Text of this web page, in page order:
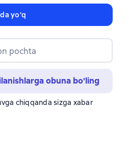
yo'q
pochta
obuna bo'ling
chiqqanda sizga xabar